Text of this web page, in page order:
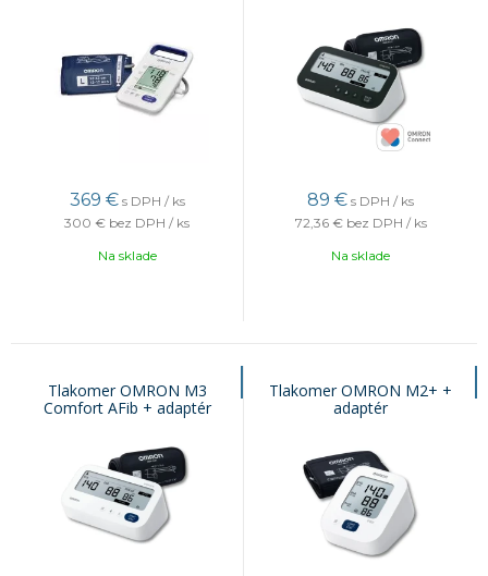
369 € s DPH / ks
300 € bez DPH / ks
Na sklade
89 € s DPH / ks
72,36 € bez DPH / ks
Na sklade
Tlakomer OMRON M3
Comfort AFib + adaptér
Tlakomer OMRON M2+ +
adaptér